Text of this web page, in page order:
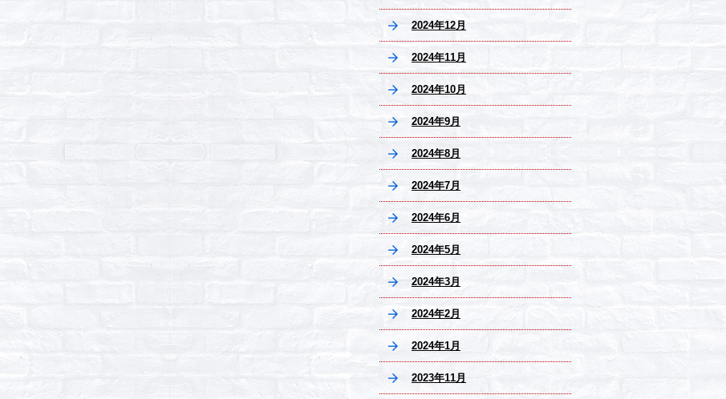
2024年12月
2024年11月
2024年10月
2024年9月
2024年8月
2024年7月
2024年6月
2024年5月
2024年3月
2024年2月
2024年1月
2023年11月